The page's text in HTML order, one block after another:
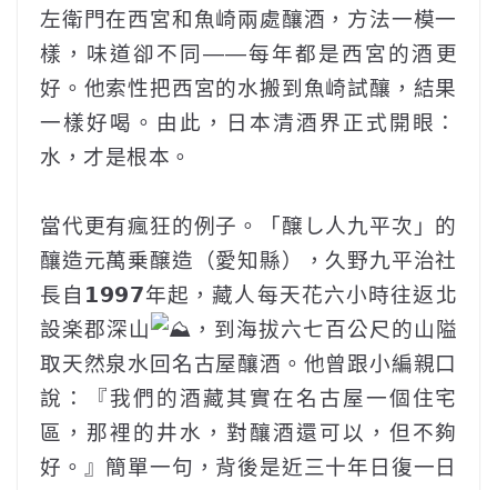
左衛門在西宮和魚崎兩處釀酒，方法一模一
樣，味道卻不同——每年都是西宮的酒更
好。他索性把西宮的水搬到魚崎試釀，結果
一樣好喝。由此，日本清酒界正式開眼：
水，才是根本。
當代更有瘋狂的例子。「醸し人九平次」的
釀造元萬乗醸造（愛知縣），久野九平治社
長自𝟭𝟵𝟵𝟳年起，藏人每天花六小時往返北
設楽郡深山
，到海拔六七百公尺的山隘
取天然泉水回名古屋釀酒。他曾跟小編親口
說：『我們的酒藏其實在名古屋一個住宅
區，那裡的井水，對釀酒還可以，但不夠
好。』簡單一句，背後是近三十年日復一日